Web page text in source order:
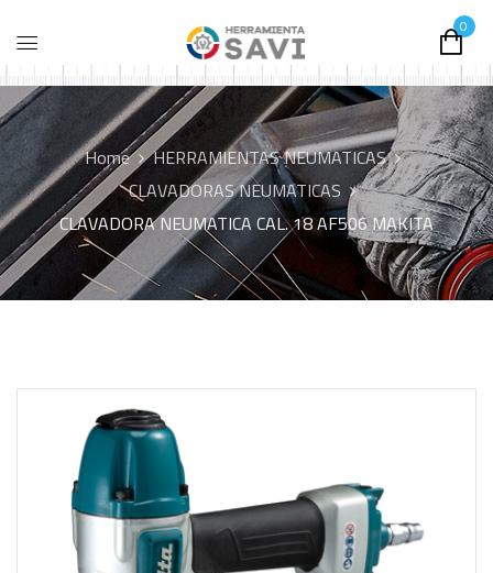
0
Home
HERRAMIENTAS NEUMATICAS
CLAVADORAS NEUMATICAS
CLAVADORA NEUMATICA CAL. 18 AF506 MAKITA